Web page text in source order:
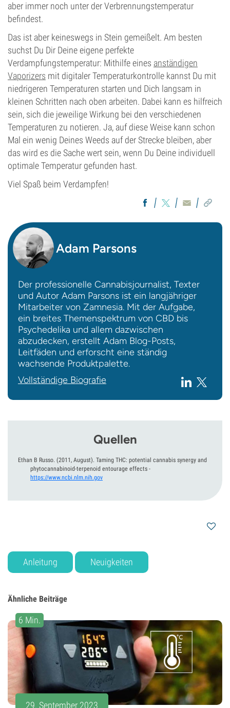
aber immer noch unter der Verbrennungstemperatur
befindest.
Das ist aber keineswegs in Stein gemeißelt. Am besten
suchst Du Dir Deine eigene perfekte
Verdampfungstemperatur: Mithilfe eines anständigen
Vaporizers mit digitaler Temperaturkontrolle kannst Du mit
niedrigeren Temperaturen starten und Dich langsam in
kleinen Schritten nach oben arbeiten. Dabei kann es hilfreich
sein, sich die jeweilige Wirkung bei den verschiedenen
Temperaturen zu notieren. Ja, auf diese Weise kann schon
Mal ein wenig Deines Weeds auf der Strecke bleiben, aber
das wird es die Sache wert sein, wenn Du Deine individuell
optimale Temperatur gefunden hast.
Viel Spaß beim Verdampfen!
Adam Parsons
Der professionelle Cannabisjournalist, Texter
und Autor Adam Parsons ist ein langjähriger
Mitarbeiter von Zamnesia. Mit der Aufgabe,
ein breites Themenspektrum von CBD bis
Psychedelika und allem dazwischen
abzudecken, erstellt Adam Blog-Posts,
Leitfäden und erforscht eine ständig
wachsende Produktpalette.
Vollständige Biografie
Quellen
Ethan B Russo. (2011, August). Taming THC: potential cannabis synergy and
phytocannabinoid-terpenoid entourage effects -
https://www.ncbi.nlm.nih.gov
Anleitung Neuigkeiten
Ähnliche Beiträge
6 Min.
29. September 2023